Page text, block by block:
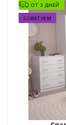
ОТ 3 ДНЕЙ
СОВЕТУЕМ